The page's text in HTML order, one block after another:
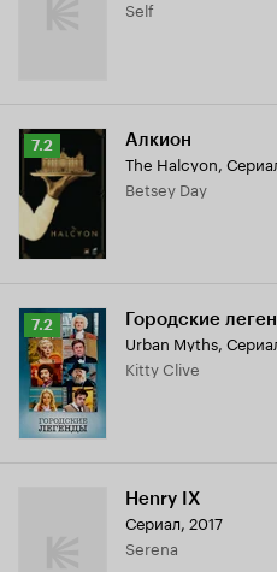
Self
Рейтинг
Кинопоиска
7.2
7.2 Алкион
The Halcyon,
Betsey Day
Рейтинг
Кинопоиска
7.2
7.2 Городские
Urban Myths,
Kitty Clive
Henry IX
Сериал, 2017
Serena